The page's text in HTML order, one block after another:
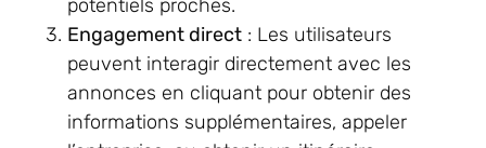
potentiels proches.
Engagement direct : Les utilisateurs
peuvent interagir directement avec les
annonces en cliquant pour obtenir des
informations supplémentaires, appeler